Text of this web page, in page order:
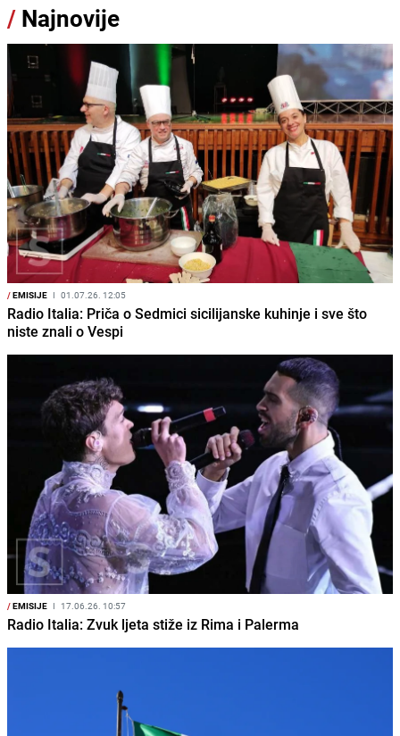
/ Najnovije
/EMISIJE I 01.07.26. 12:05
Radio Italia: Priča o Sedmici sicilijanske kuhinje i sve što
niste znali o Vespi
/EMISIJE I 17.06.26. 10:57
Radio Italia: Zvuk ljeta stiže iz Rima i Palerma